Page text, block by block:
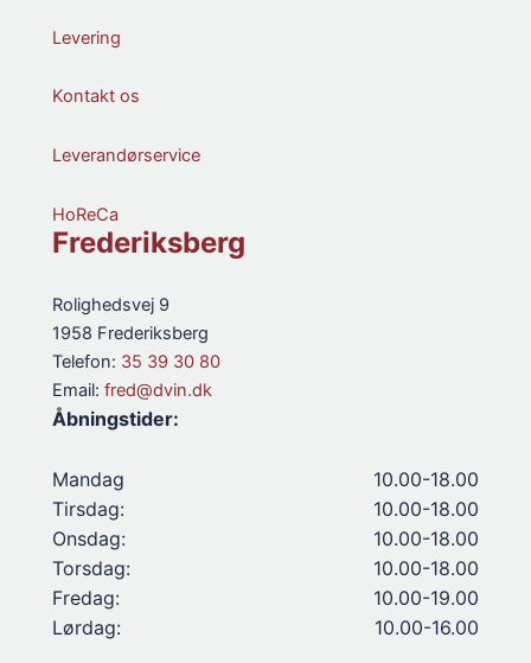
Levering
Kontakt os
Leverandørservice
HoReCa
Frederiksberg
Rolighedsvej 9
1958 Frederiksberg
Telefon: 35 39 30 80
Email: fred@dvin.dk
Åbningstider:
Mandag
10.00-18.00
Tirsdag:
10.00-18.00
Onsdag:
10.00-18.00
Torsdag:
10.00-18.00
Fredag:
10.00-19.00
Lørdag:
10.00-16.00